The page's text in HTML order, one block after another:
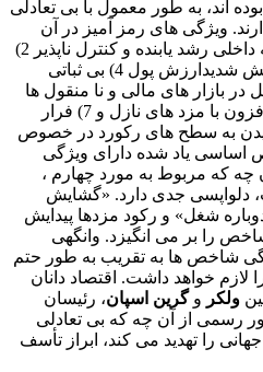
اند، به طور معمول با بی تعادلی
ویژگی های رمز آمیز در آن
عبارتند از: 1) کسری های بودجه داخلی رشد یابنده و کنترل ناپذیر 2)
بحران موازنه پرداخت ها 3) کاهش شدیدارزش پول 4) بی ثباتی
در بازار های مالی و نا منقول ها
5) تورم فزاینده 6) بیکاری روز افزون با مزد های نازل و 7) فرار
به سطح های رکورد در خصوص
یاد شده دارای ویژگی
که مربوط به مورد چهارم ،
دلواپسی جدی دارد. «گشایش
شغل» و رکود مزدها پیدایش
را بر می انگیزد. وانگهی
شاخص ها به تقریب به طور حتم
لازم خواهد داشت. اقتصاد دانان
ولکر وگرین اسپان، رئیسان
رسمی از آن چه که بی تعادلی
را تهدید می کند، ابراز تأسف